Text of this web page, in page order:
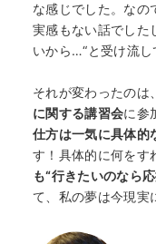
な感じでした。なの
実感もない話でした
いから…“と受け流し
それが変わったのは
に関する講習会に参
仕方は一気に具体的
す！具体的に何をす
も“行きたいのなら
て、私の夢は今現実